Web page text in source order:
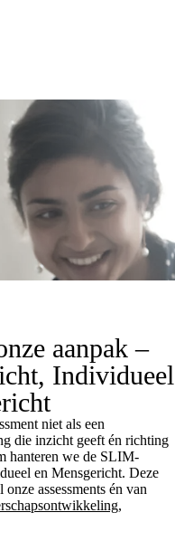
aanpak –
Individueel
niet als een
die inzicht geeft én richting
hanteren we de SLIM-
en Mensgericht. Deze
assessments én van
,